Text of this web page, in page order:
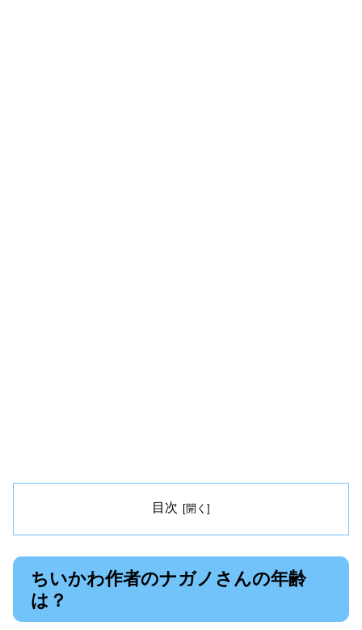
目次
ちいかわ作者のナガノさんの年齢
は？